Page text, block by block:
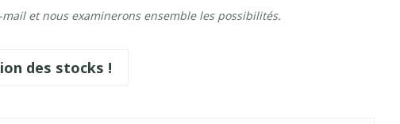
des stocks !
et nous examinerons ensemble les possibilités.